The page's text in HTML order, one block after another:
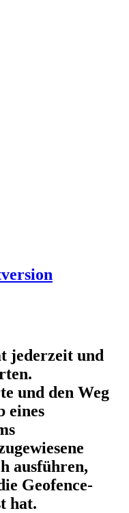
jederzeit und
und den Weg
eines
ausführen,
Geofence-
hat.